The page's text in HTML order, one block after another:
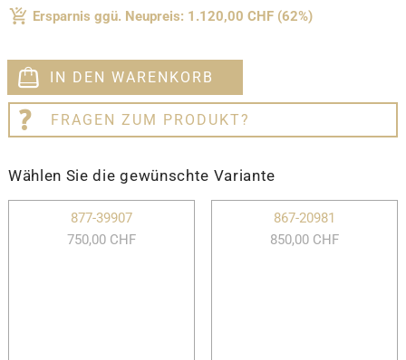
Ersparnis ggü. Neupreis: 1.120,00 CHF (62%)
IN DEN WARENKORB
FRAGEN ZUM PRODUKT?
Wählen Sie die gewünschte Variante
877-39907
750,00 CHF
867-20981
850,00 CHF